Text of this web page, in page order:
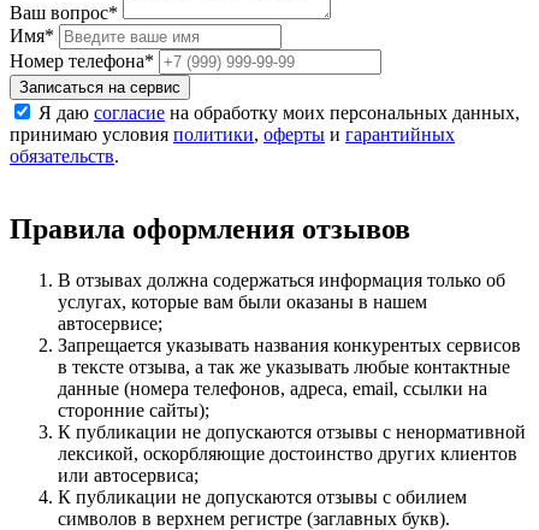
Ваш вопрос*
Имя*
Номер телефона*
Записаться на сервис
Я даю согласие на обработку моих персональных данных,
принимаю условия политики, оферты и гарантийных
обязательств.
Правила оформления отзывов
В отзывах должна содержаться информация только об
услугах, которые вам были оказаны в нашем
автосервисе;
Запрещается указывать названия конкурентых сервисов
в тексте отзыва, а так же указывать любые контактные
данные (номера телефонов, адреса, email, ссылки на
сторонние сайты);
К публикации не допускаются отзывы с ненормативной
лексикой, оскорбляющие достоинство других клиентов
или автосервиса;
К публикации не допускаются отзывы с обилием
символов в верхнем регистре (заглавных букв).